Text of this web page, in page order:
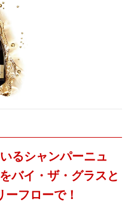
るシャンパーニュ
バイ・ザ・グラスと
フローで！